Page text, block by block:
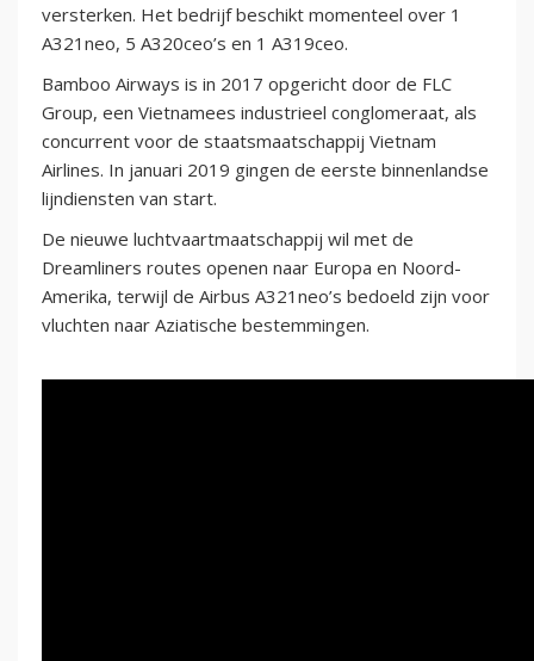
versterken. Het bedrijf beschikt momenteel over 1
A321neo, 5 A320ceo’s en 1 A319ceo.
Bamboo Airways is in 2017 opgericht door de FLC
Group, een Vietnamees industrieel conglomeraat, als
concurrent voor de staatsmaatschappij Vietnam
Airlines. In januari 2019 gingen de eerste binnenlandse
lijndiensten van start.
De nieuwe luchtvaartmaatschappij wil met de
Dreamliners routes openen naar Europa en Noord-
Amerika, terwijl de Airbus A321neo’s bedoeld zijn voor
vluchten naar Aziatische bestemmingen.